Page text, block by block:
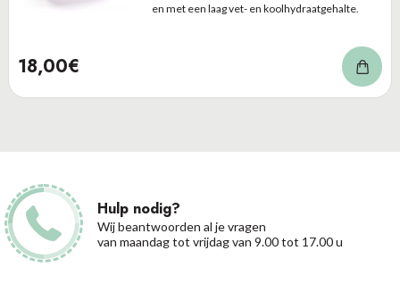
en met een laag vet- en koolhydraatgehalte.
18,00€
Hulp nodig?
Wij beantwoorden al je vragen
van maandag tot vrijdag van 9.00 tot 17.00 u